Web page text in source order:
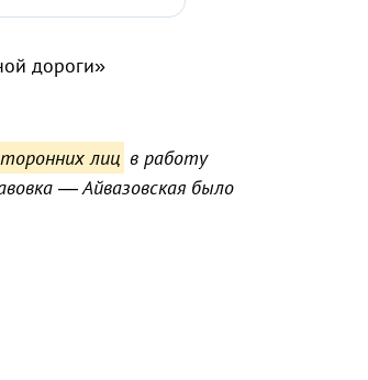
дороги»
лиц в работу
— Айвазовская было